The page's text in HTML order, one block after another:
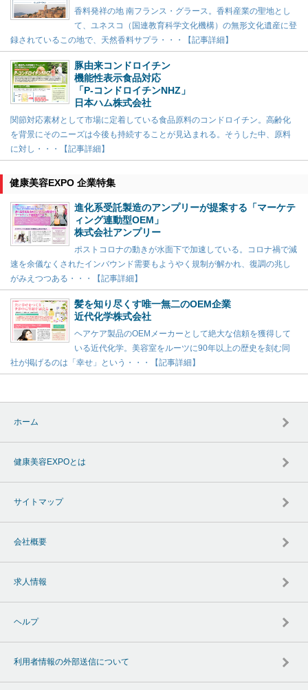
香料発祥の地 南フランス・グラース。香料産業の聖地とし
て、ユネスコ（国連教育科学文化機構）の無形文化遺産に登
録されているこの地で、天然香料サプラ・・・【記事詳細】
豚由来コンドロイチン
機能性表示食品対応
「P-コンドロイチンNHZ」
日本ハム株式会社
関節対応素材として市場に定着している食品原料のコンドロイチン。高齢化
を背景にそのニーズは今後も持続することが見込まれる。そうした中、原料
に対し・・・【記事詳細】
健康美容EXPO 企業特集
進化系受託製造のアンプリーが提案する「マーケテ
ィング連動型OEM」
株式会社アンプリー
ポストコロナの動きが水面下で加速している。コロナ禍で減
速を余儀なくされたインバウンド需要もようやく規制が解かれ、復調の兆し
がみえつつある・・・【記事詳細】
髪を知り尽くす唯一無二のOEM企業
近代化学株式会社
ヘアケア製品のOEMメーカーとして絶大な信頼を獲得して
いる近代化学。美容室をルーツに90年以上の歴史を刻む同
社が掲げるのは「幸せ」という・・・【記事詳細】
ホーム
健康美容EXPOとは
サイトマップ
会社概要
求人情報
ヘルプ
利用者情報の外部送信について